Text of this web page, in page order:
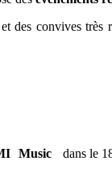
des convives très
Music dans le